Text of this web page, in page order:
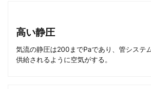
高い静圧
気流の静圧は200までPaであり、管システ
供給されるように空気がする。